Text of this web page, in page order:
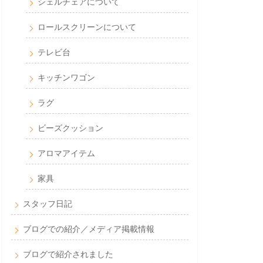
ロールスクリーンについて
テレビ台
キッチンワゴン
ラグ
ビーズクッション
アロマアイテム
家具
スタッフ日記
ブログでの紹介／メディア掲載情報
ブログで紹介されました